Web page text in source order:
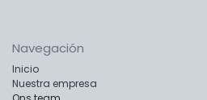
Navegación
Inicio
Nuestra empresa